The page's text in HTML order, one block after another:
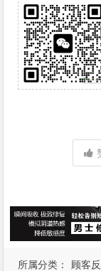
所属分类： 顾客